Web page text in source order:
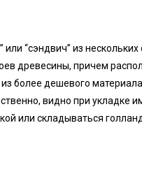
“сэндвич” из нескольких
древесины, причем
более дешевого
видно при укладке
или складываться